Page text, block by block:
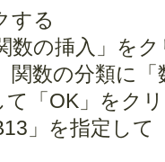
する
数の挿入」を
関数の分類に
て「OK」をク
」を指定し